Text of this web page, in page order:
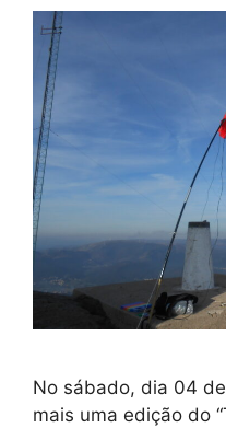
No sábado, dia 04
mais uma edição do